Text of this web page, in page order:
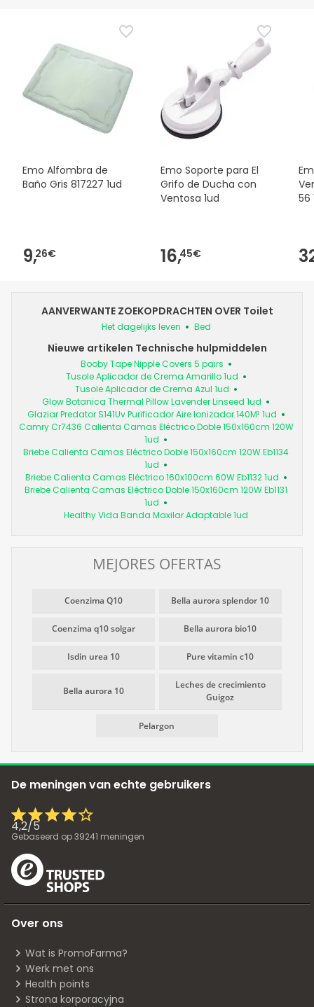
Emo Alfombra de
Baño Gris 817227 1ud
9,26€
Emo Soporte para El
Grifo de Ducha con
Ventosa 1ud
16,45€
56
AANVERWANTE ZOEKOPDRACHTEN OVER Toilet
Het dagelijks leven Bed
Nieuwe artikelen Technische hulpmiddelen
Booby Tape Nipple Covers 5 pairs
Tusole Aplicador de Crema Amarillo 1ud
Tusole Aplicador de Crema Azul 1ud
Glow Botanica Thermal Pillow Lavender Linseed 1ud
Glaziar Predator S141Uv Purificador Aire Ionizador 140M² 1ud
Camry Cr7436 Calienta Camas Eléctrico Doble 150x160cm 120W
1ud
Briebe Calienta Camas Eléctrico Doble 150x160cm 120W Eb1134
1ud
Briebe Calienta Camas Eléctrico 160x100cm 60W Eb1132 1ud
Briebe Calienta Camas Eléctrico Doble 150x160cm 120W Eb1131
1ud
Healthy Vida Banda Maxilar Adaptable 1ud
MEJORES OFERTAS
Coenzima Q10 Bella aurora splendor 10
Coenzima q10 solgar Bella aurora bio10
Isdin urea 10 Pure vitamin c10
Bella aurora 10
Leches de crecimiento
Guigoz
Pelargon
De meningen van echte gebruikers
4,2/5
Gebaseerd op39241 meningen
Over ons
Wat is PromoFarma?
Werk met ons
Health points
Strona korporacyjna